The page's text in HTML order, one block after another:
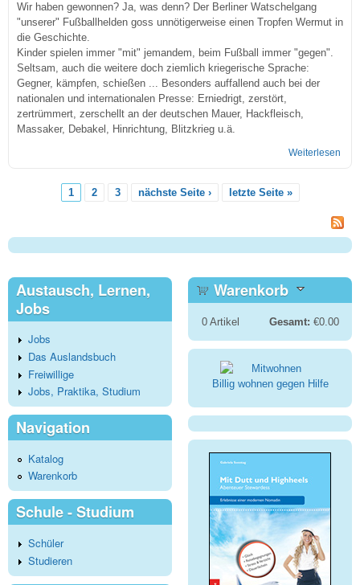
Wir haben gewonnen? Ja, was denn? Der Berliner Watschelgang
"unserer" Fußballhelden goss unnötigerweise einen Tropfen Wermut in
die Geschichte.
Kinder spielen immer "mit" jemandem, beim Fußball immer "gegen".
Seltsam, auch die weitere doch ziemlich kriegerische Sprache:
Gegner, kämpfen, schießen ... Besonders auffallend auch bei der
nationalen und internationalen Presse: Erniedrigt, zerstört,
zertrümmert, zerschellt an der deutschen Mauer, Hackfleisch,
Massaker, Debakel, Hinrichtung, Blitzkrieg u.ä.
Weiterlesen
1 2 3 nächste Seite › letzte Seite »
Austausch, Lernen,
Jobs
Jobs
Das Auslandsbuch
Freiwillige
Jobs, Praktika, Studium
Navigation
Katalog
Warenkorb
Schule - Studium
Schüler
Studieren
Warenkorb
0Artikel Gesamt: €0.00
Billig wohnen gegen Hilfe